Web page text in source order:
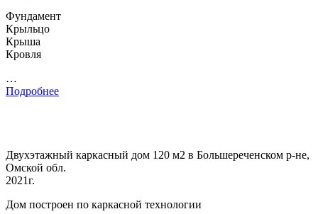
Фундамент
Крыльцо
Крыша
Кровля
…
Подробнее
Двухэтажный каркасный дом 120 м2 в Большереченском р-не,
Омской обл.
2021г.
Дом построен по каркасной технологии